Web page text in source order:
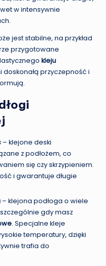
w intensywnie
jest stabilne, na przykład
przygotowane
kleju
doskonałą przyczepność i
– klejone deski
z podłożem, co
się czy skrzypieniem.
i gwarantuje długie
– klejona podłoga o wiele
gdy masz
. Specjalne kleje
temperatury, dzięki
trafia do